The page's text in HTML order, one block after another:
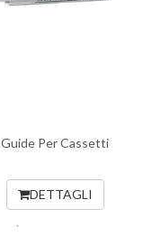
Guide Per Cassetti
DETTAGLI